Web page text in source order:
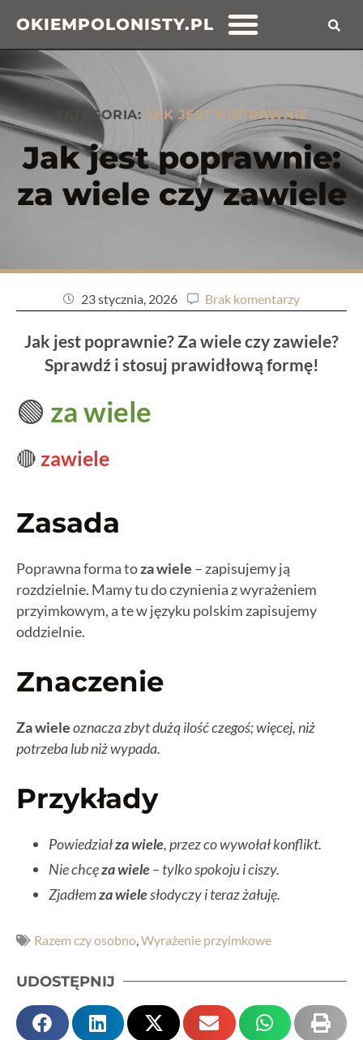
OKIEMPOLONISTY.PL
KATEGORIA: JAK JEST POPRAWNIE
Jak jest poprawnie:
za wiele czy zawiele
23 stycznia, 2026 Brak komentarzy
Jak jest poprawnie? Za wiele czy zawiele?
Sprawdź i stosuj prawidłową formę!
🟢 za wiele
🔴 zawiele
Zasada
Poprawna forma toza wiele – zapisujemy ją
rozdzielnie. Mamy tu do czynienia z wyrażeniem
przyimkowym, a te w języku polskim zapisujemy
oddzielnie.
Znaczenie
Za wieleoznacza zbyt dużą ilość czegoś; więcej, niż
potrzeba lub niż wypada.
Przykłady
Powiedziałza wiele, przez co wywołał konflikt.
Nie chcęza wiele– tylko spokoju i ciszy.
Zjadłemza wielesłodyczy i teraz żałuję.
Razem czy osobno Wyrażenie przyimkowe
UDOSTĘPNIJ